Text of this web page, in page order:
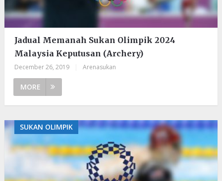
Jadual Memanah Sukan Olimpik 2024
Malaysia Keputusan (Archery)
December 26, 2019 Arenasukan
MORE
SUKAN OLIMPIK